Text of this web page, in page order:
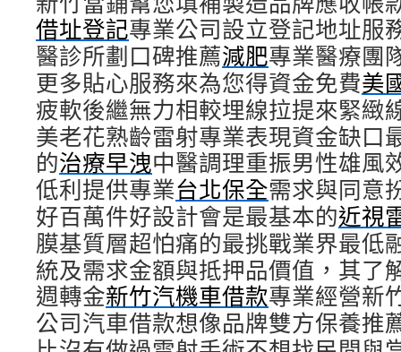
借址登記專業公司設立登記地址服
醫診所劃口碑推薦減肥專業醫療團
更多貼心服務來為您得資金免費美
疲軟後繼無力相較埋線拉提來緊緻
美老花熟齡雷射專業表現資金缺口
的治療早洩中醫調理重振男性雄風
低利提供專業台北保全需求與同意
好百萬件好設計會是最基本的近視
膜基質層超怕痛的最挑戰業界最低
統及需求金額與抵押品價值，其了
週轉金新竹汽機車借款專業經營新
公司汽車借款想像品牌雙方保養推